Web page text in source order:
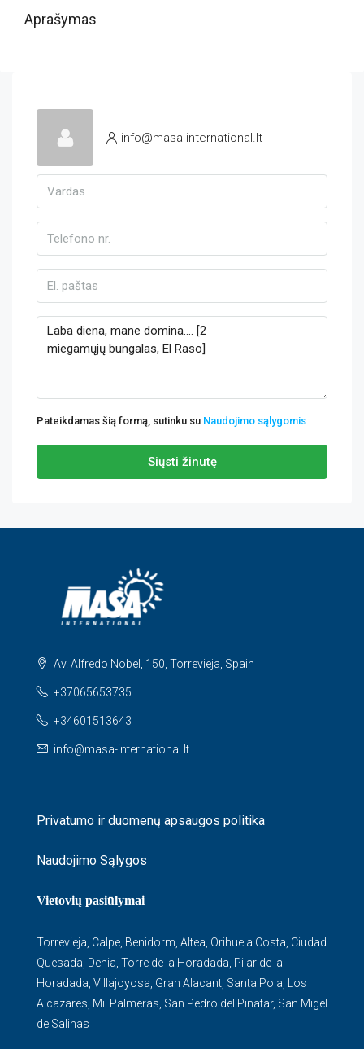
Aprašymas
info@masa-international.lt
Pateikdamas šią formą, sutinku su Naudojimo sąlygomis
Siųsti žinutę
Av. Alfredo Nobel, 150, Torrevieja, Spain
+37065653735
+34601513643
info@masa-international.lt
Privatumo ir duomenų apsaugos politika
Naudojimo Sąlygos
Vietovių pasiūlymai
Torrevieja Calpe Benidorm Altea Orihuela Costa Ciudad
Quesada Denia Torre de la Horadada Pilar de la
Horadada Villajoyosa Gran Alacant Santa Pola
Los
Alcazares Mil Palmeras San Pedro del Pinatar, San Migel
de Salinas